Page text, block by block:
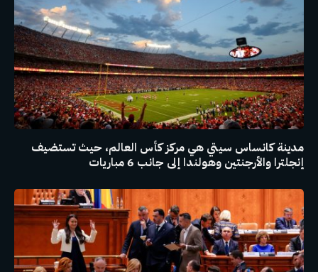
مدينة كانساس سيتي هي مركز كأس العالم، حيث تستضيف
إنجلترا والأرجنتين وهولندا إلى جانب 6 مباريات